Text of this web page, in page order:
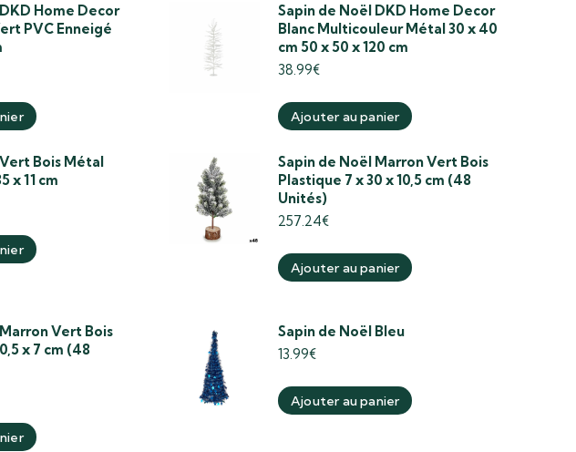
Home Decor
PVC Enneigé
Sapin de Noël DKD Home Decor
Blanc Multicouleur Métal 30 x 40
cm 50 x 50 x 120 cm
38.99€
Ajouter au panier
Bois Métal
x 11 cm
Sapin de Noël Marron Vert Bois
Plastique 7 x 30 x 10,5 cm (48
Unités)
257.24€
Ajouter au panier
Vert Bois
x 7 cm (48
Sapin de Noël Bleu
13.99€
Ajouter au panier